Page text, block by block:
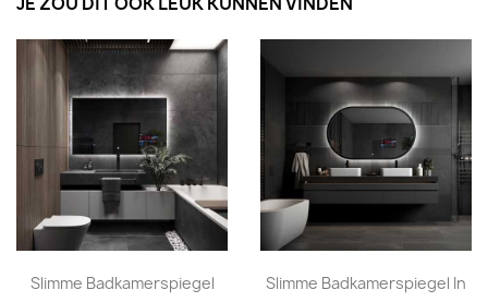
Slimme Badkamerspiegel
Slimme Badkamerspiegel In